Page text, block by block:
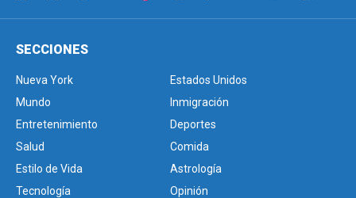
SECCIONES
Nueva York
Estados Unidos
Mundo
Inmigración
Entretenimiento
Deportes
Salud
Comida
Estilo de Vida
Astrología
Tecnología
Opinión